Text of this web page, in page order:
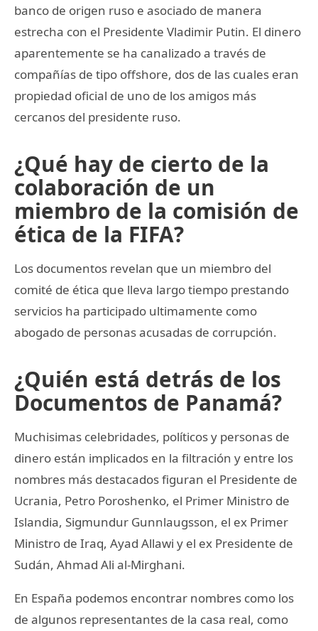
banco de origen ruso e asociado de manera
estrecha con el Presidente Vladimir Putin. El dinero
aparentemente se ha canalizado a través de
compañías de tipo offshore, dos de las cuales eran
propiedad oficial de uno de los amigos más
cercanos del presidente ruso.
¿Qué hay de cierto de la
colaboración de un
miembro de la comisión de
ética de la FIFA?
Los documentos revelan que un miembro del
comité de ética que lleva largo tiempo prestando
servicios ha participado ultimamente como
abogado de personas acusadas de corrupción.
¿Quién está detrás de los
Documentos de Panamá?
Muchisimas celebridades, políticos y personas de
dinero están implicados en la filtración y entre los
nombres más destacados figuran el Presidente de
Ucrania, Petro Poroshenko, el Primer Ministro de
Islandia, Sigmundur Gunnlaugsson, el ex Primer
Ministro de Iraq, Ayad Allawi y el ex Presidente de
Sudán, Ahmad Ali al-Mirghani.
En España podemos encontrar nombres como los
de algunos representantes de la casa real, como